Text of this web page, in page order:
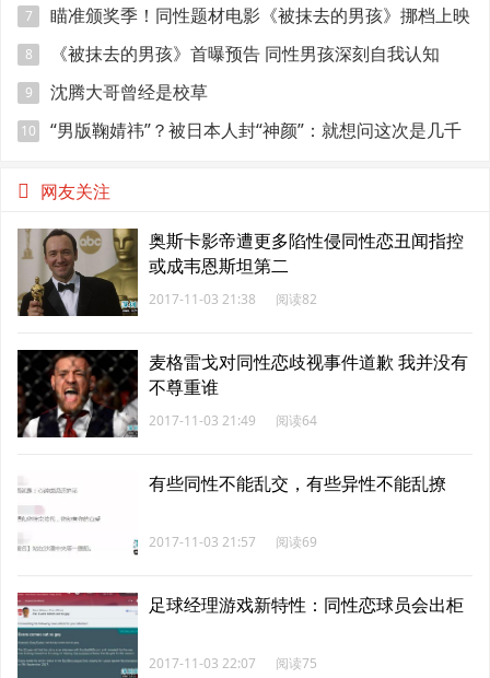
7 瞄准颁奖季！同性题材电影《被抹去的男孩》挪档上映
8 《被抹去的男孩》首曝预告 同性男孩深刻自我认知
9 沈腾大哥曾经是校草
10
“男版鞠婧祎”？被日本人封“神颜”：就想问这次是几千
网友关注
奥斯卡影帝遭更多陷性侵同性恋丑闻指控
或成韦恩斯坦第二
2017-11-03 21:38 阅读82
麦格雷戈对同性恋歧视事件道歉 我并没有
不尊重谁
2017-11-03 21:49 阅读64
有些同性不能乱交，有些异性不能乱撩
2017-11-03 21:57 阅读69
足球经理游戏新特性：同性恋球员会出柜
2017-11-03 22:07 阅读75